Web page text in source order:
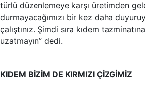
türlü düzenlemeye karşı üretimden
durmayacağımızı bir kez daha
çalıştınız. Şimdi sıra kıdem
uzatmayın” dedi.
KIDEM BİZİM DE KIRMIZI ÇİZGİMİZ